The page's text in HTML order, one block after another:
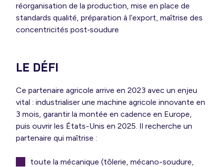
réorganisation de la production, mise en place de
standards qualité, préparation à l’export, maîtrise des
concentricités post‐soudure
LE DÉFI
Ce partenaire agricole arrive en 2023 avec un enjeu
vital : industrialiser une machine agricole innovante en
3 mois, garantir la montée en cadence en Europe,
puis ouvrir les États-Unis en 2025. Il recherche un
partenaire qui maîtrise :
toute la mécanique (tôlerie, mécano-soudure,